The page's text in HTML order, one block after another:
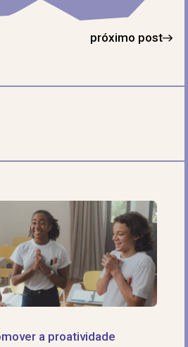
próximo post
a proatividade